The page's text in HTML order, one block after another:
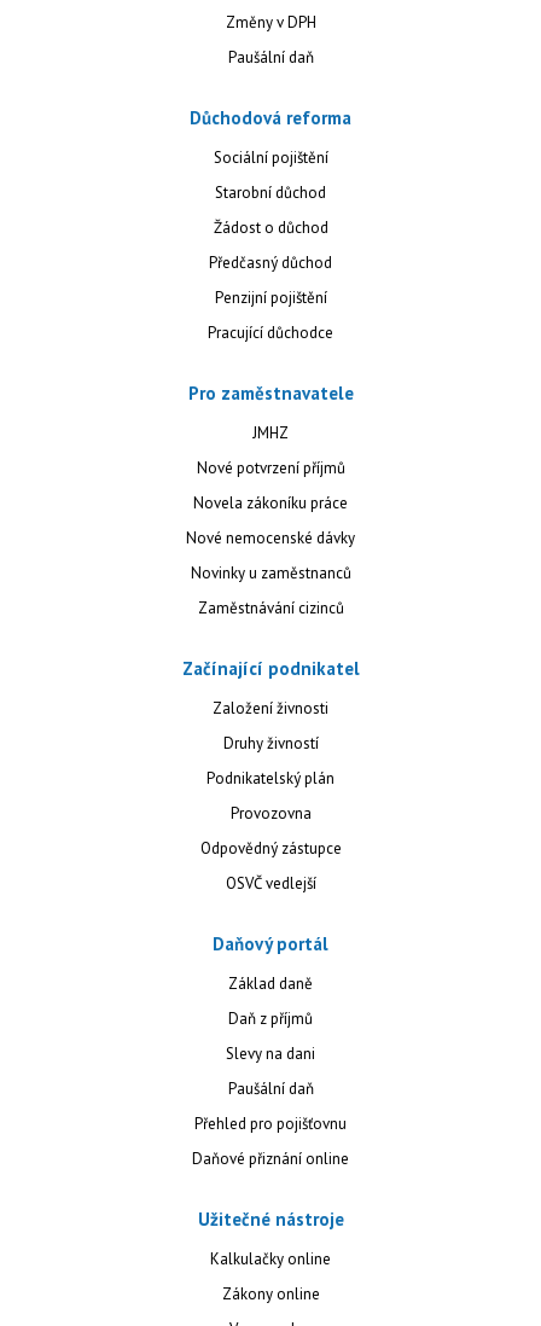
Změny v DPH
Paušální daň
Důchodová reforma
Sociální pojištění
Starobní důchod
Žádost o důchod
Předčasný důchod
Penzijní pojištění
Pracující důchodce
Pro zaměstnavatele
JMHZ
Nové potvrzení příjmů
Novela zákoníku práce
Nové nemocenské dávky
Novinky u zaměstnanců
Zaměstnávání cizinců
Začínající podnikatel
Založení živnosti
Druhy živností
Podnikatelský plán
Provozovna
Odpovědný zástupce
OSVČ vedlejší
Daňový portál
Základ daně
Daň z příjmů
Slevy na dani
Paušální daň
Přehled pro pojišťovnu
Daňové přiznání online
Užitečné nástroje
Kalkulačky online
Zákony online